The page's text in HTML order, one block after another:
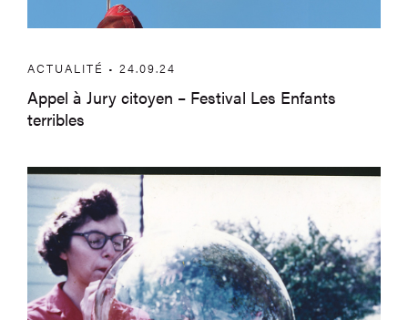
ACTUALITÉ • 24.09.24
Appel à Jury citoyen – Festival Les Enfants
terribles
Fondation Bolly-Charlier – Saison